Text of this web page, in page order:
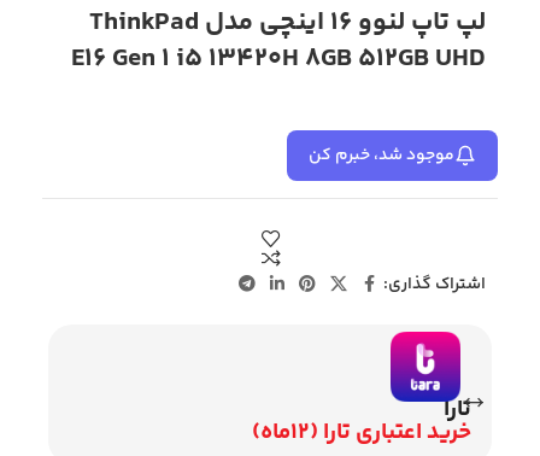
لپ تاپ لنوو 16 اینچی مدل ThinkPad
E16 Gen 1 i5 13420H 8GB 512GB UHD
موجود شد، خبرم کن
اشتراک گذاری:
تارا
خرید اعتباری تارا (12ماه)